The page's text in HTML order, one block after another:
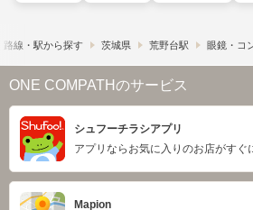
路線・駅から探す 茨城県 荒野台駅 眼鏡・コ
ONE COMPATHのサービス
シュフーチラシアプリ
アプリならお気に入りのお店がすぐ
Mapion